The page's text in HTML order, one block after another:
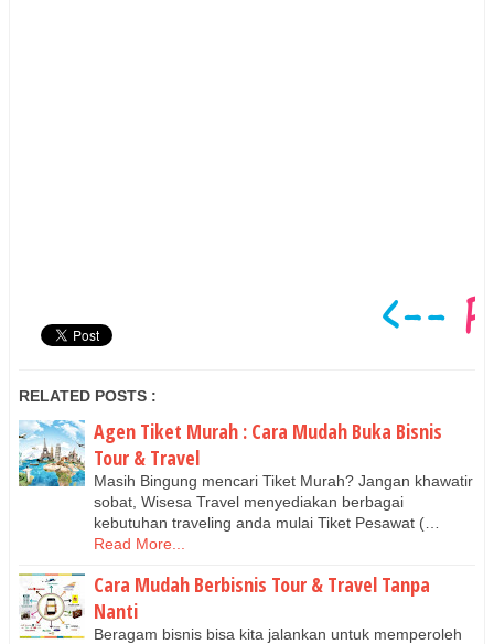
RELATED POSTS :
Agen Tiket Murah : Cara Mudah Buka Bisnis
Tour & Travel
Masih Bingung mencari Tiket Murah? Jangan khawatir
sobat, Wisesa Travel menyediakan berbagai
kebutuhan traveling anda mulai Tiket Pesawat (…
Read More...
Cara Mudah Berbisnis Tour & Travel Tanpa
Nanti
Beragam bisnis bisa kita jalankan untuk memperoleh